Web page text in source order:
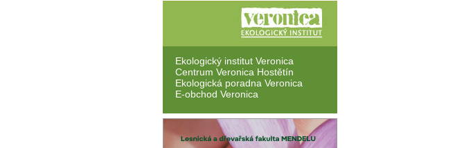
Ekologický institut Veronica
Centrum Veronica Hostětín
Ekologická poradna Veronica
E-obchod Veronica